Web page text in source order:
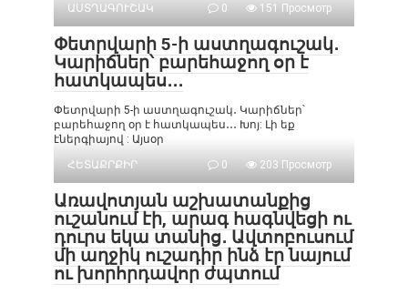
ԱՍՏՂԱԳՈՒՇԱԿ
0 151 Просмотр
Փետրվարի 5-ի աստղագուշակ․
Կարիճներ՝ բարեհաջող օր է
հատկապես․․․
Փետրվարի 5-ի աստղագուշակ․ Կարիճներ՝
բարեհաջող օր է հատկապես․․․ Խոյ: Լի եք
էներգիայով : Այսօր
ՀԵՏԱՔՐՔԻՐ
0 203 Просмотр
Առավոտյան աշխատանքից
ուշանում էի, արագ հագնվեցի ու
դուրս եկա տանից․ Ավտոբուսում
մի աղջիկ ուշադիր ինձ էր նայում
ու խորհրդավոր ժպտում